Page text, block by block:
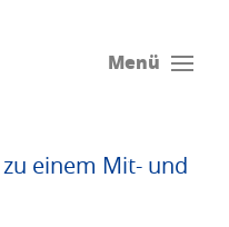
Menü
einem Mit- und